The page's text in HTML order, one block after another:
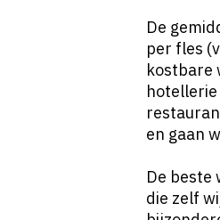
De
per fles
kostbare
hotellerie
en gaan
De beste
die zelf